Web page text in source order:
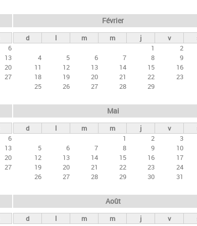
6
13
20
27
Février
d l m m j v
1
2
4
5 6 7 8 9
11
12 13 14 15 16
18
19 20 21 22 23
25
26 27 28 29
6
13
20
27
Mai
d l m m j v
1
2 3
5
6 7 8 9 10
12
13 14 15 16 17
19
20 21 22 23 24
26
27 28 29 30 31
Août
d l m m j v